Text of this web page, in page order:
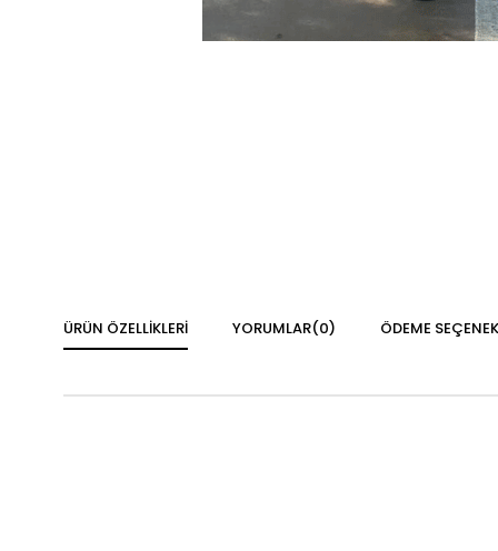
ÜRÜN ÖZELLIKLERI YORUMLAR(0) ÖDEME